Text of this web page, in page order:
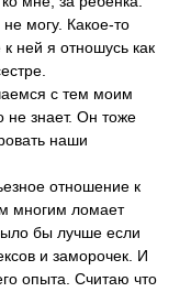
могу. Какое-то
ней я отношусь как
с тем моим
не знает. Он тоже
наши
отношение к
многим ломает
бы лучше если
и заморочек. И
опыта. Считаю что